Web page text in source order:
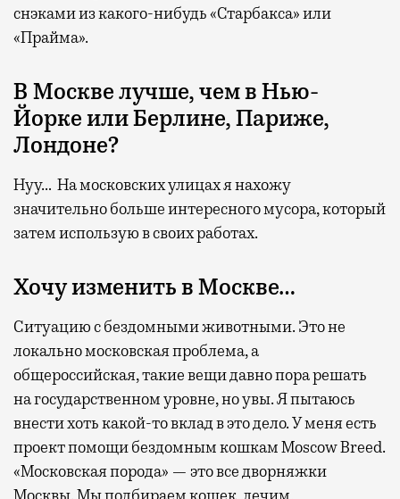
снэками из какого-нибудь «Старбакса» или
«Прайма».
В Москве лучше, чем в Нью-
Йорке или Берлине, Париже,
Лондоне?
Нуу… На московских улицах я нахожу
значительно больше интересного мусора, который
затем использую в своих работах.
Хочу изменить в Москве…
Ситуацию с бездомными животными. Это не
локально московская проблема, а
общероссийская, такие вещи давно пора решать
на государственном уровне, но увы. Я пытаюсь
внести хоть какой-то вклад в это дело. У меня есть
проект помощи бездомным кошкам Moscow Breed.
«Московская порода» — это все дворняжки
Москвы. Мы подбираем кошек, лечим,